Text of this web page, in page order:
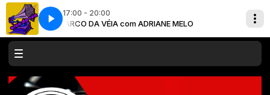
17:00 - 20:00
ARCO DA VÉIA com ADRIANE MELO
Selena Gomez - Kill Em With Kidness